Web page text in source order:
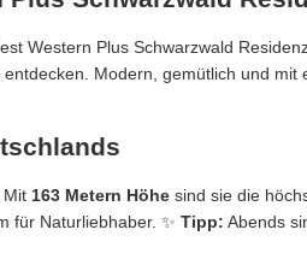
Western Plus Schwarzwald
Modern, gemütlich und
Mit 163 Metern Höhe sind sie die
für Naturliebhaber. ✨ Tipp: Abends